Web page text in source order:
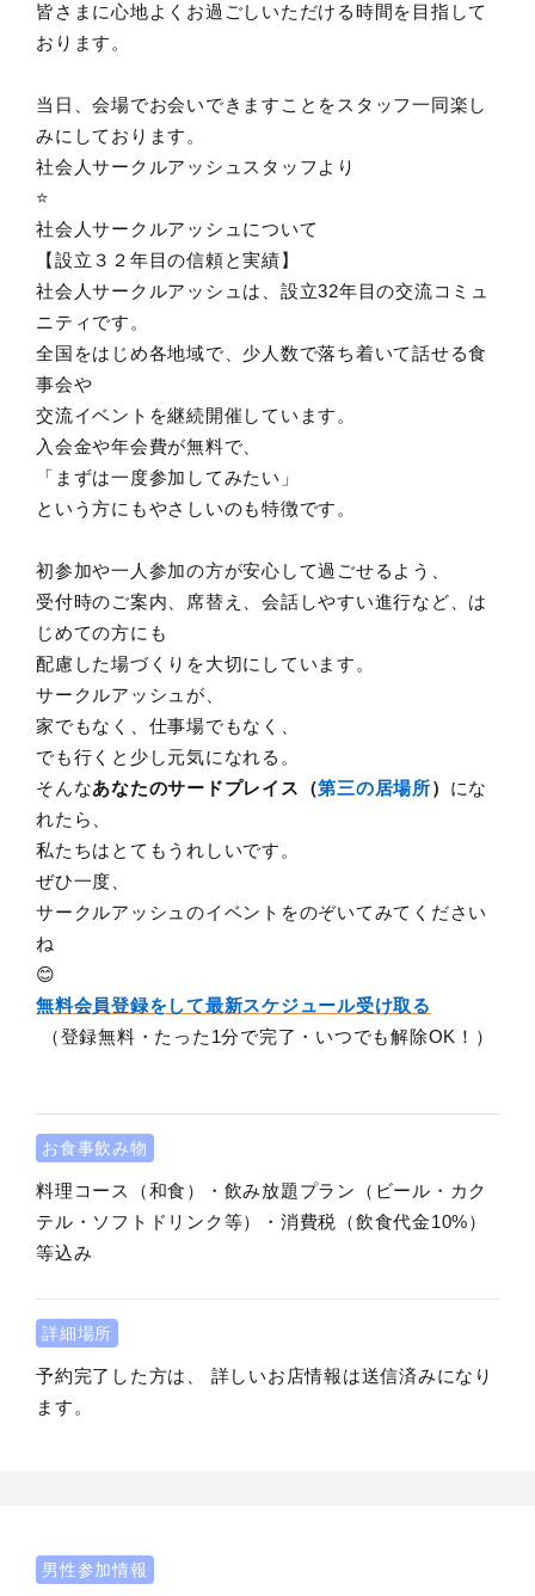
皆さまに心地よくお過ごしいただける時間を目指して
おります。
当日、会場でお会いできますことをスタッフ一同楽し
みにしております。
社会人サークルアッシュスタッフより
⭐️
社会人サークルアッシュについて
【設立３２年目の信頼と実績】
社会人サークルアッシュは、設立32年目の交流コミュ
ニティです。
全国をはじめ各地域で、少人数で落ち着いて話せる食
事会や
交流イベントを継続開催しています。
入会金や年会費が無料で、
「まずは一度参加してみたい」
という方にもやさしいのも特徴です。
初参加や一人参加の方が安心して過ごせるよう、
受付時のご案内、席替え、会話しやすい進行など、は
じめての方にも
配慮した場づくりを大切にしています。
サークルアッシュが、
家でもなく、仕事場でもなく、
でも行くと少し元気になれる。
そんなあなたのサードプレイス（第三の居場所） にな
れたら、
私たちはとてもうれしいです。
ぜひ一度、
サークルアッシュのイベントをのぞいてみてください
ね
😊
無料会員登録をして最新スケジュール受け取る
（登録無料・たった1分で完了・いつでも解除OK！）
お食事飲み物
料理コース（和食）・飲み放題プラン（ビール・カク
テル・ソフトドリンク等）・消費税（飲食代金10%）
等込み
詳細場所
予約完了した方は、 詳しいお店情報は送信済みになり
ます。
男性参加情報